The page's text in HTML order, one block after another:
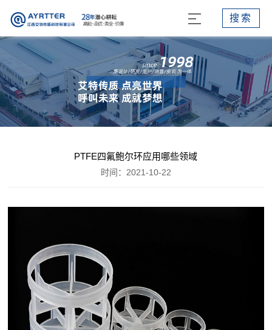
搜索
PTFE四氟鲍尔环应用哪些领域
时间：2021-10-22